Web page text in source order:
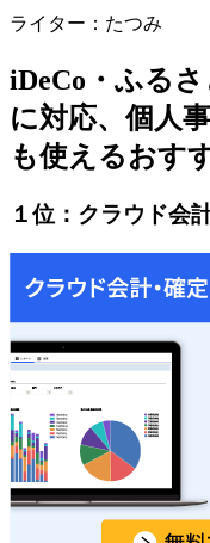
ライター：たつみ
iDeCo・ふる
に対応、個人
も使えるおす
１位：クラウド会